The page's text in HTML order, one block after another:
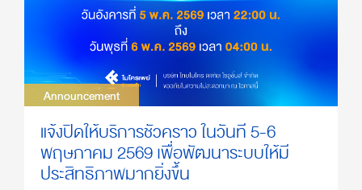
Announcement
Announcement
แจ้งปิดให้บริการชั่วคราว ในวันที่ 5-6
พฤษภาคม 2569 เพื่อพัฒนาระบบให้มี
ประสิทธิภาพมากยิ่งขึ้น